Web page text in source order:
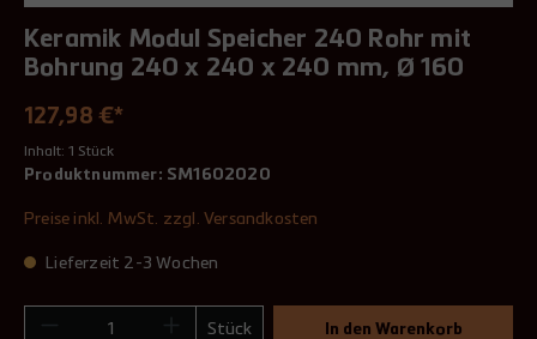
Keramik Modul Speicher 240 Rohr mit
Bohrung 240 x 240 x 240 mm, Ø 160
127,98 €*
Inhalt: 1 Stück
Produktnummer: SM1602020
Preise inkl. MwSt. zzgl. Versandkosten
Lieferzeit 2-3 Wochen
Stück In den Warenkorb